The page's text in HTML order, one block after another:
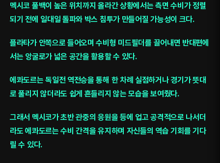
멕시코 풀백이 높은 위치까지 올라간 상황에서는 측면 수비가 정렬
되기 전에 일대일 돌파와 박스 침투가 만들어질 가능성이 크다.
플라타가 안쪽으로 들어오며 수비형 미드필더를 끌어내면 반대편에
서는 앙굴로가 넓은 공간을 활용할 수 있다.
에콰도르는 독일전 역전승을 통해 한 차례 실점하거나 경기가 뜻대
로 풀리지 않더라도 쉽게 흔들리지 않는 모습을 보여줬다.
그래서 멕시코가 초반 관중의 응원을 등에 업고 공격적으로 나서더
라도 에콰도르는 수비 간격을 유지하며 자신들의 역습 기회를 기다
릴 수 있다.